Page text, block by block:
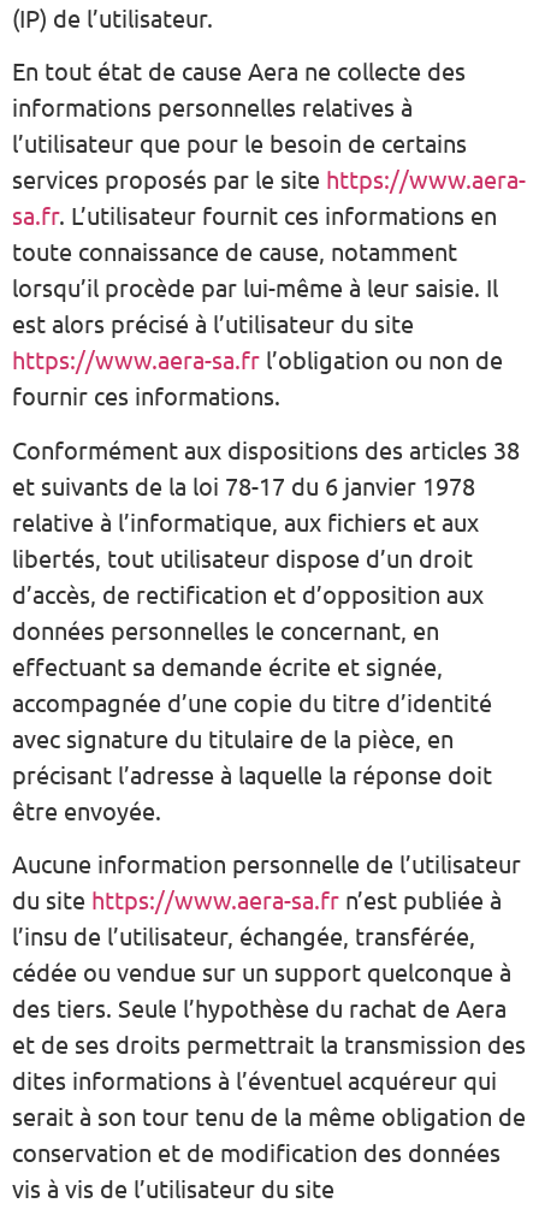
(IP) de l’utilisateur.
En tout état de cause Aera ne collecte des
informations personnelles relatives à
l’utilisateur que pour le besoin de certains
services proposés par le site https://www.aera-
sa.fr. L’utilisateur fournit ces informations en
toute connaissance de cause, notamment
lorsqu’il procède par lui-même à leur saisie. Il
est alors précisé à l’utilisateur du site
https://www.aera-sa.fr l’obligation ou non de
fournir ces informations.
Conformément aux dispositions des articles 38
et suivants de la loi 78-17 du 6 janvier 1978
relative à l’informatique, aux fichiers et aux
libertés, tout utilisateur dispose d’un droit
d’accès, de rectification et d’opposition aux
données personnelles le concernant, en
effectuant sa demande écrite et signée,
accompagnée d’une copie du titre d’identité
avec signature du titulaire de la pièce, en
précisant l’adresse à laquelle la réponse doit
être envoyée.
Aucune information personnelle de l’utilisateur
du site https://www.aera-sa.fr n’est publiée à
l’insu de l’utilisateur, échangée, transférée,
cédée ou vendue sur un support quelconque à
des tiers. Seule l’hypothèse du rachat de Aera
et de ses droits permettrait la transmission des
dites informations à l’éventuel acquéreur qui
serait à son tour tenu de la même obligation de
conservation et de modification des données
vis à vis de l’utilisateur du site